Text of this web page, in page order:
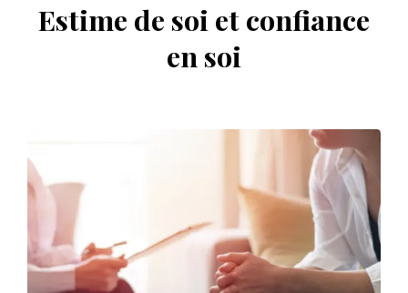
Estime de soi et confiance
en soi